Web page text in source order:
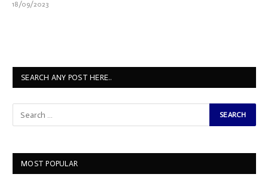
18/09/2023
SEARCH ANY POST HERE..
MOST POPULAR